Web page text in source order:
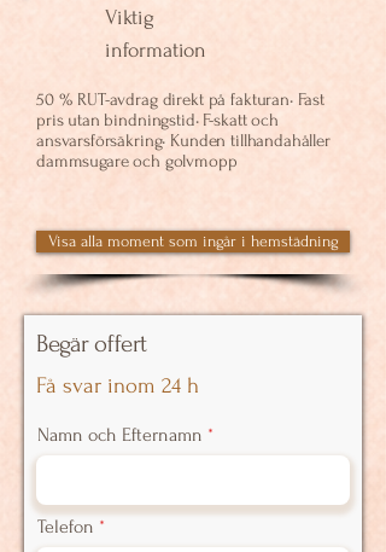
Viktig
information
50 % RUT-avdrag direkt på fakturan• Fast
pris utan bindningstid• F-skatt och
ansvarsförsäkring• Kunden tillhandahåller
dammsugare och golvmopp
Visa alla moment som ingår i hemstädning
Begär offert
Få svar inom 24 h
Namn och Efternamn
Telefon